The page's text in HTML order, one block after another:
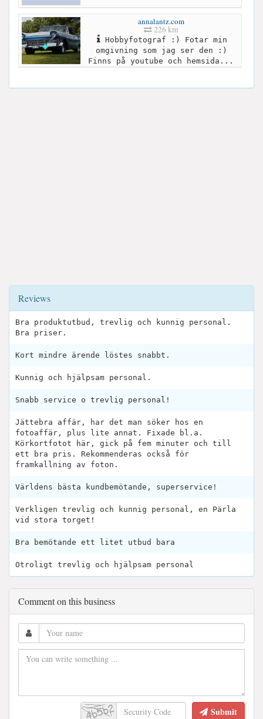
annalantz.com
226 km
Hobbyfotograf :) Fotar min
omgivning som jag ser den :)
Finns på youtube och hemsida...
Reviews
Bra produktutbud, trevlig och kunnig personal.
Bra priser.
Kort mindre ärende löstes snabbt.
Kunnig och hjälpsam personal.
Snabb service o trevlig personal!
Jättebra affär, har det man söker hos en
fotoaffär, plus lite annat. Fixade bl.a.
Körkortfotot här, gick på fem minuter och till
ett bra pris. Rekommenderas också för
framkallning av foton.
Världens bästa kundbemötande, superservice!
Verkligen trevlig och kunnig personal, en Pärla
vid stora torget!
Bra bemötande ett litet utbud bara
Otroligt trevlig och hjälpsam personal
Comment on this business
Submit